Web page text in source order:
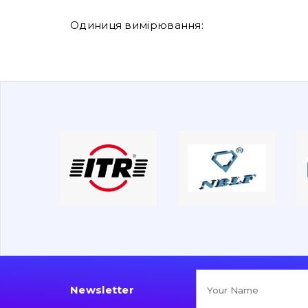
Одиниця вимірювання:
Newsletter